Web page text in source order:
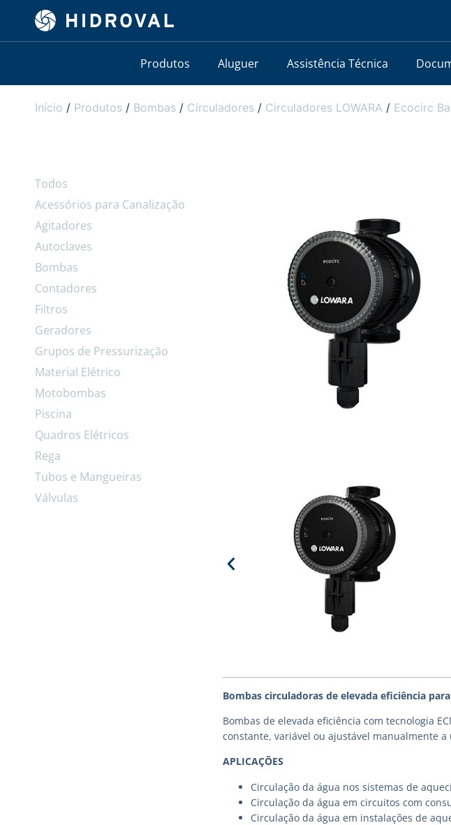
Produtos Aluguer Assistência Técnica
Início / Produtos / Bombas / Circuladores / Circuladores LOWARA / Ecocirc
Todos
Acessórios para Canalização
Agitadores
Autoclaves
Bombas
Contadores
Filtros
Geradores
Grupos de Pressurização
Material Elétrico
Motobombas
Piscina
Quadros Elétricos
Rega
Tubos e Mangueiras
Válvulas
Bombas circuladoras de elevada eficiência
Bombas de elevada eficiência com tecnologia
constante, variável ou ajustável manualmente
APLICAÇÕES
Circulação da água nos sistemas de
Circulação da água em circuitos com
Circulação da água em instalações de